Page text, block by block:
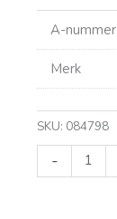
A-nummer
Merk
SKU: 084798
-
Smart
Games: